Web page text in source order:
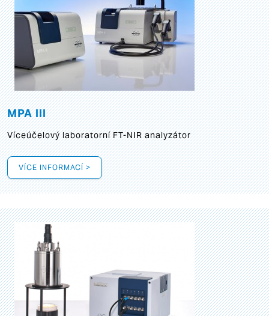
MPA III
Víceúčelový laboratorní FT-NIR analyzátor
VÍCE INFORMACÍ >